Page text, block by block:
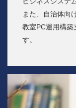
また、自治体向
教室PC運用構築
す。